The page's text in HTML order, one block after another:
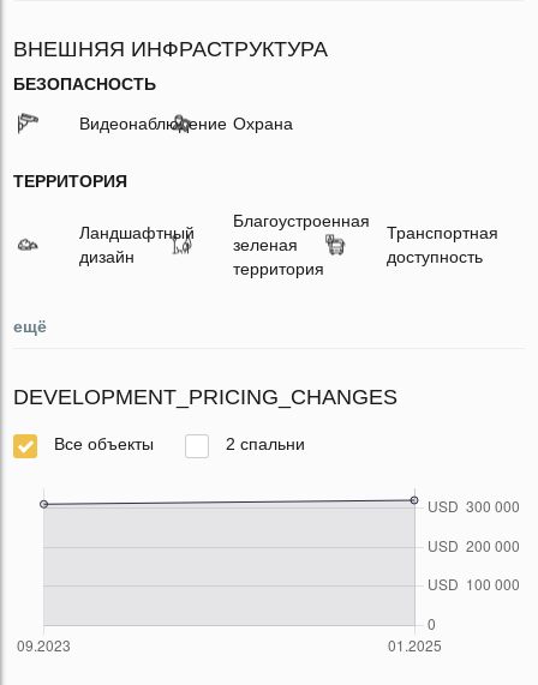
ВНЕШНЯЯ ИНФРАСТРУКТУРА
БЕЗОПАСНОСТЬ
Видеонаблюдение Охрана
ТЕРРИТОРИЯ
Ландшафтный
дизайн
Благоустроенная
зеленая
территория
Транспортная
доступность
ещё
DEVELOPMENT_PRICING_CHANGES
Все объекты 2 спальни